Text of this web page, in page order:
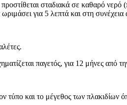
σταδιακά σε καθαρό
για 5 λεπτά και στη
παγετός, για 12 μήνες από
τύπο και το μέγεθος των πλακιδίων